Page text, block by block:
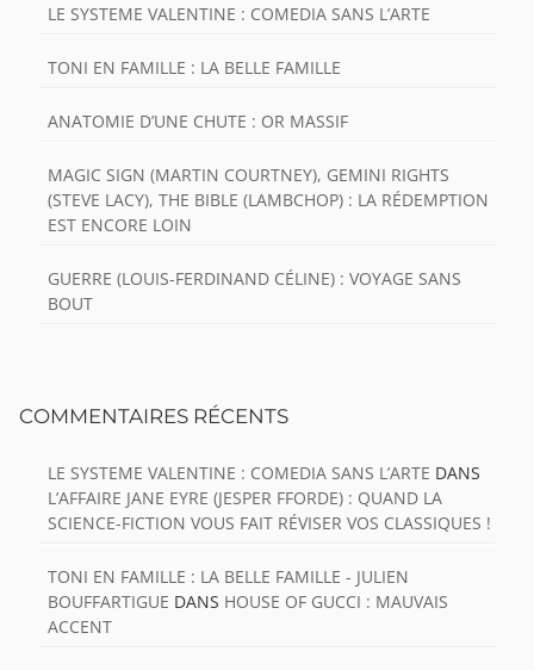
LE SYSTEME VALENTINE : COMEDIA SANS L’ARTE
TONI EN FAMILLE : LA BELLE FAMILLE
ANATOMIE D’UNE CHUTE : OR MASSIF
MAGIC SIGN (MARTIN COURTNEY), GEMINI RIGHTS
(STEVE LACY), THE BIBLE (LAMBCHOP) : LA RÉDEMPTION
EST ENCORE LOIN
GUERRE (LOUIS-FERDINAND CÉLINE) : VOYAGE SANS
BOUT
COMMENTAIRES RÉCENTS
LE SYSTEME VALENTINE : COMEDIA SANS L’ARTE DANS
L’AFFAIRE JANE EYRE (JESPER FFORDE) : QUAND LA
SCIENCE-FICTION VOUS FAIT RÉVISER VOS CLASSIQUES !
TONI EN FAMILLE : LA BELLE FAMILLE - JULIEN
BOUFFARTIGUE DANS HOUSE OF GUCCI : MAUVAIS
ACCENT